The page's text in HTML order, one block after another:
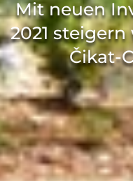
Mit neuen
2021
Čikat-